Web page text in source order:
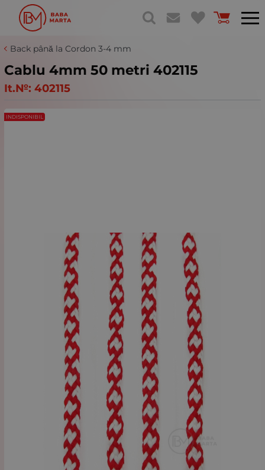
Back până la Cordon 3-4 mm
Cablu 4mm 50 metri 402115
It.№: 402115
INDISPONIBIL